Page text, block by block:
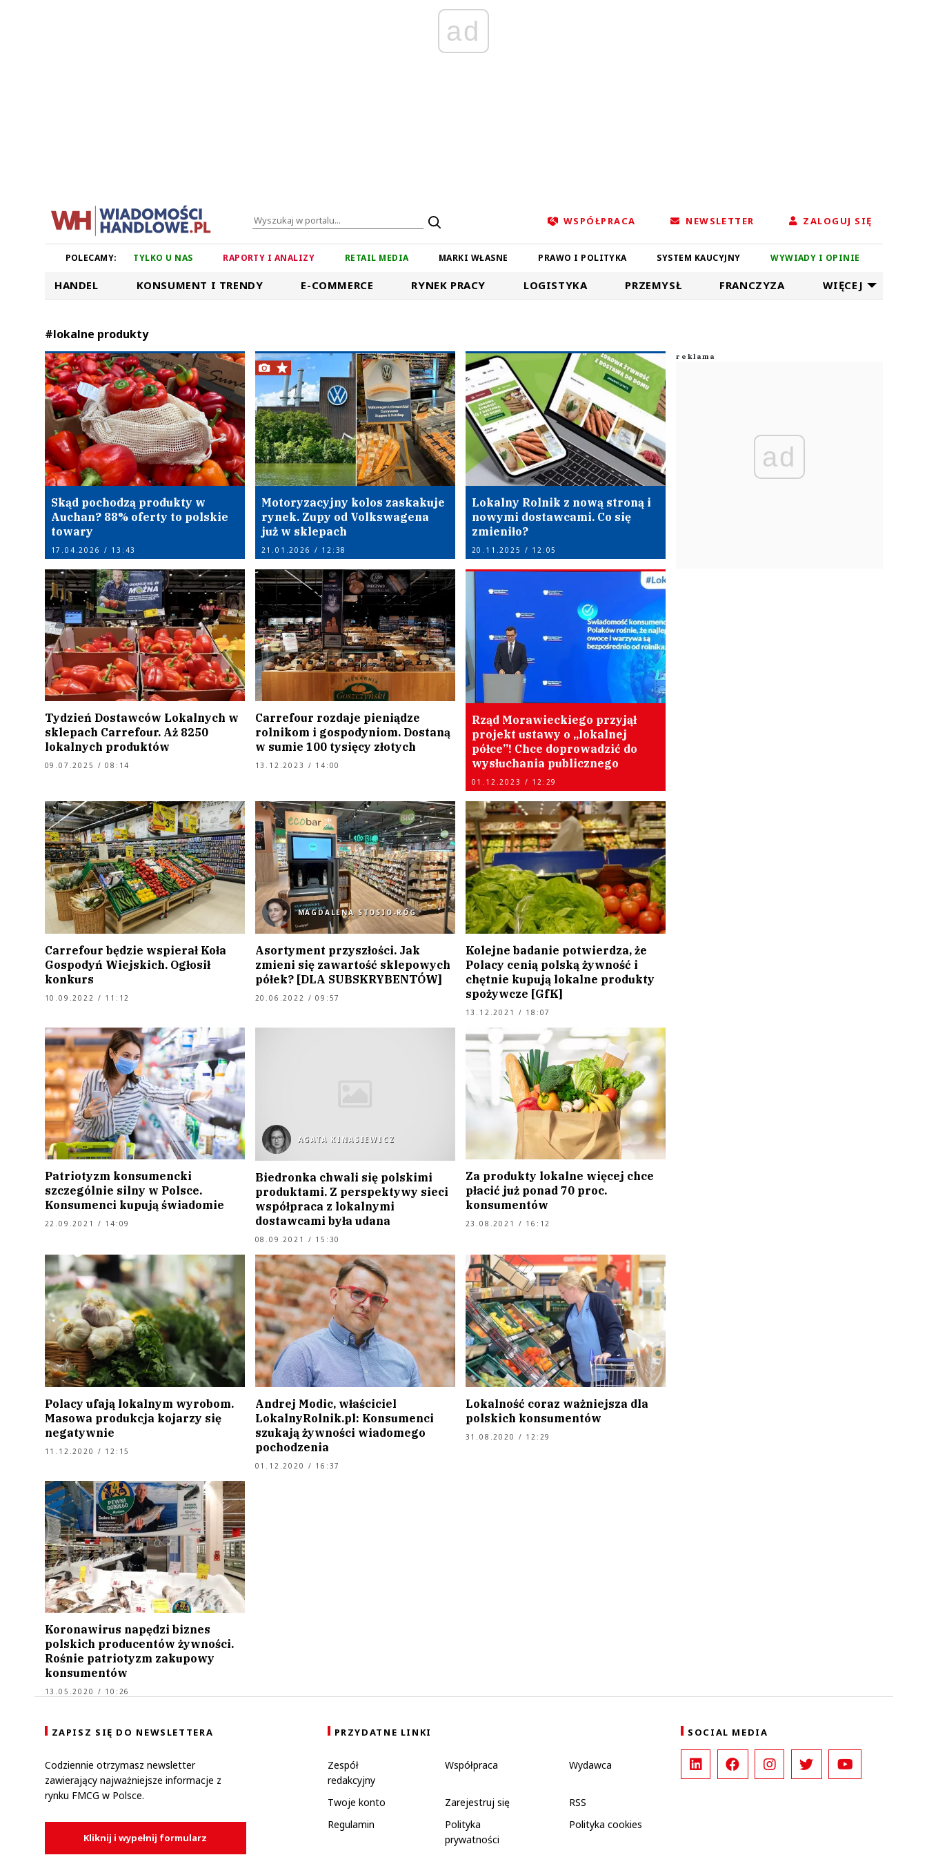
ad
WSPÓŁPRACA NEWSLETTER ZALOGUJ SIĘ
POLECAMY: TYLKO U NAS RAPORTY I ANALIZY RETAIL MEDIA MARKI WŁASNE PRAWO I POLITYKA SYSTEM KAUCYJNY WYWIADY I OPINIE
HANDEL KONSUMENT I TRENDY E-COMMERCE RYNEK PRACY LOGISTYKA PRZEMYSŁ FRANCZYZA WIĘCEJ
#lokalne produkty
Skąd pochodzą produkty w
Auchan? 88% oferty to polskie
towary
17.04.2026 / 13:43
Motoryzacyjny kolos zaskakuje
rynek. Zupy od Volkswagena
już w sklepach
21.01.2026 / 12:38
Lokalny Rolnik z nową stroną i
nowymi dostawcami. Co się
zmieniło?
20.11.2025 / 12:05
Tydzień Dostawców Lokalnych w
sklepach Carrefour. Aż 8250
lokalnych produktów
09.07.2025 / 08:14
Carrefour rozdaje pieniądze
rolnikom i gospodyniom. Dostaną
w sumie 100 tysięcy złotych
13.12.2023 / 14:00
Rząd Morawieckiego przyjął
projekt ustawy o „lokalnej
półce”! Chce doprowadzić do
wysłuchania publicznego
01.12.2023 / 12:29
Carrefour będzie wspierał Koła
Gospodyń Wiejskich. Ogłosił
konkurs
10.09.2022 / 11:12
MAGDALENA STOSIO-RÓG
Asortyment przyszłości. Jak
zmieni się zawartość sklepowych
półek? [DLA SUBSKRYBENTÓW]
20.06.2022 / 09:57
Kolejne badanie potwierdza, że
Polacy cenią polską żywność i
chętnie kupują lokalne produkty
spożywcze [GfK]
13.12.2021 / 18:07
Patriotyzm konsumencki
szczególnie silny w Polsce.
Konsumenci kupują świadomie
22.09.2021 / 14:09
AGATA KINASIEWICZ
Biedronka chwali się polskimi
produktami. Z perspektywy sieci
współpraca z lokalnymi
dostawcami była udana
08.09.2021 / 15:30
Za produkty lokalne więcej chce
płacić już ponad 70 proc.
konsumentów
23.08.2021 / 16:12
Polacy ufają lokalnym wyrobom.
Masowa produkcja kojarzy się
negatywnie
11.12.2020 / 12:15
Andrej Modic, właściciel
LokalnyRolnik.pl: Konsumenci
szukają żywności wiadomego
pochodzenia
01.12.2020 / 16:37
Lokalność coraz ważniejsza dla
polskich konsumentów
31.08.2020 / 12:29
Koronawirus napędzi biznes
polskich producentów żywności.
Rośnie patriotyzm zakupowy
konsumentów
13.05.2020 / 10:26
ad
ZAPISZ SIĘ DO NEWSLETTERA
Codziennie otrzymasz newsletter
zawierający najważniejsze informacje z
rynku FMCG w Polsce.
Kliknij i wypełnij formularz
PRZYDATNE LINKI
Zespół
redakcyjny
Współpraca Wydawca
Twoje konto Zarejestruj się
RSS
Regulamin
Polityka
prywatności
Polityka cookies
SOCIAL MEDIA